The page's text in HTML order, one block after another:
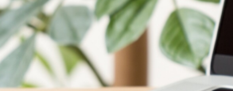
施工実例（リノベーショ
ン）
浦和住宅展
大宮北ハウジ